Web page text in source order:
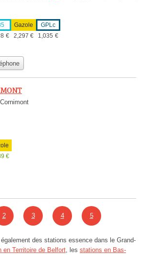
€
Gazole
2,297 €
GPLc
1,035 €
€
2 3 4 5
des stations essence dans le Grand-
en Territoire de Belfort , les stations en Bas-